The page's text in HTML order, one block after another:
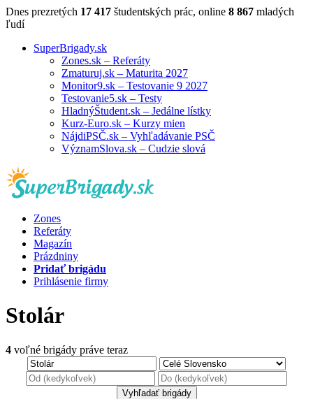
Dnes prezretých 17 417 študentských prác, online 8 867 mladých
ľudí
SuperBrigady.sk
Zones.sk – Referáty
Zmaturuj.sk – Maturita 2027
Monitor9.sk – Testovanie 9 2027
Testovanie5.sk – Testy
HladnýŠtudent.sk – Jedálne lístky
Kurz-Euro.sk – Kurzy mien
NájdiPSČ.sk – Vyhľadávanie PSČ
VýznamSlova.sk – Cudzie slová
Zones
Referáty
Magazín
Prázdniny
Pridať brigádu
Prihlásenie firmy
Stolár
4 voľné brigády práve teraz